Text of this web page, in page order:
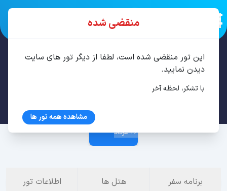
26 مرداد
برنامه سفر هتل ها اطلاعات تور
منقضی شده
این تور منقضی شده است، لطفا از دیگر تور های سایت
دیدن نمایید.
با تشکر، لحظه آخر
مشاهده همه تور ها